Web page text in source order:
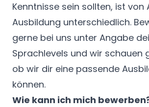
Kenntnisse sein sollten, ist von
Ausbildung unterschiedlich.
gerne bei uns unter Angabe
Sprachlevels und wir schauen
ob wir dir eine passende
können.
Wie kann ich mich